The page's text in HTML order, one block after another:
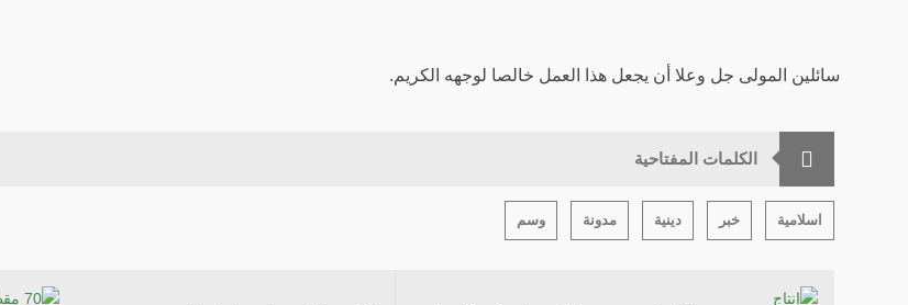
سائلين المولى جل وعلا أن يجعل هذا العمل خالصا لوجهه الكريم.
الكلمات المفتاحية
اسلامية خبر دينية مدونة وسم